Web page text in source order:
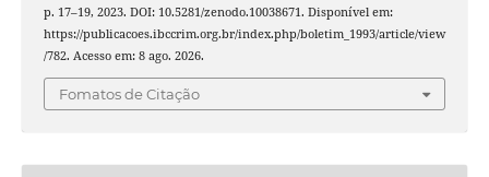
p. 17–19, 2023. DOI: 10.5281/zenodo.10038671. Disponível em:
https://publicacoes.ibccrim.org.br/index.php/boletim_1993/article/view
/782. Acesso em: 8 ago. 2026.
Fomatos de Citação